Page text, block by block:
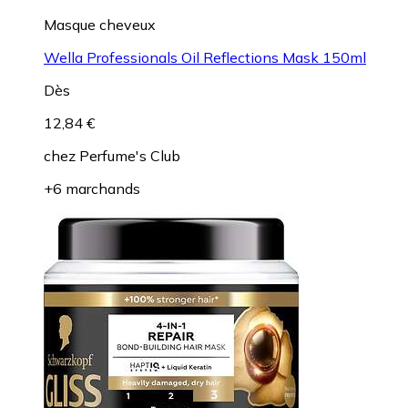
Masque cheveux
Wella Professionals Oil Reflections Mask 150ml
Dès
12,84 €
chez Perfume's Club
+6 marchands